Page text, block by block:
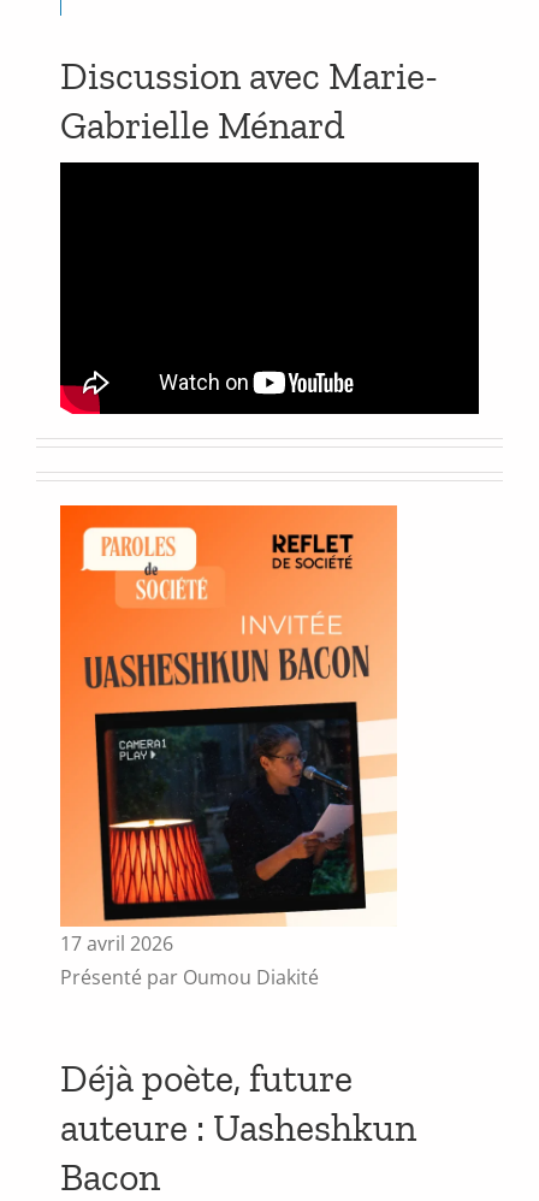
Discussion avec Marie-
Gabrielle Ménard
17 avril 2026
Présenté par Oumou Diakité
Déjà poète, future
auteure : Uasheshkun
Bacon